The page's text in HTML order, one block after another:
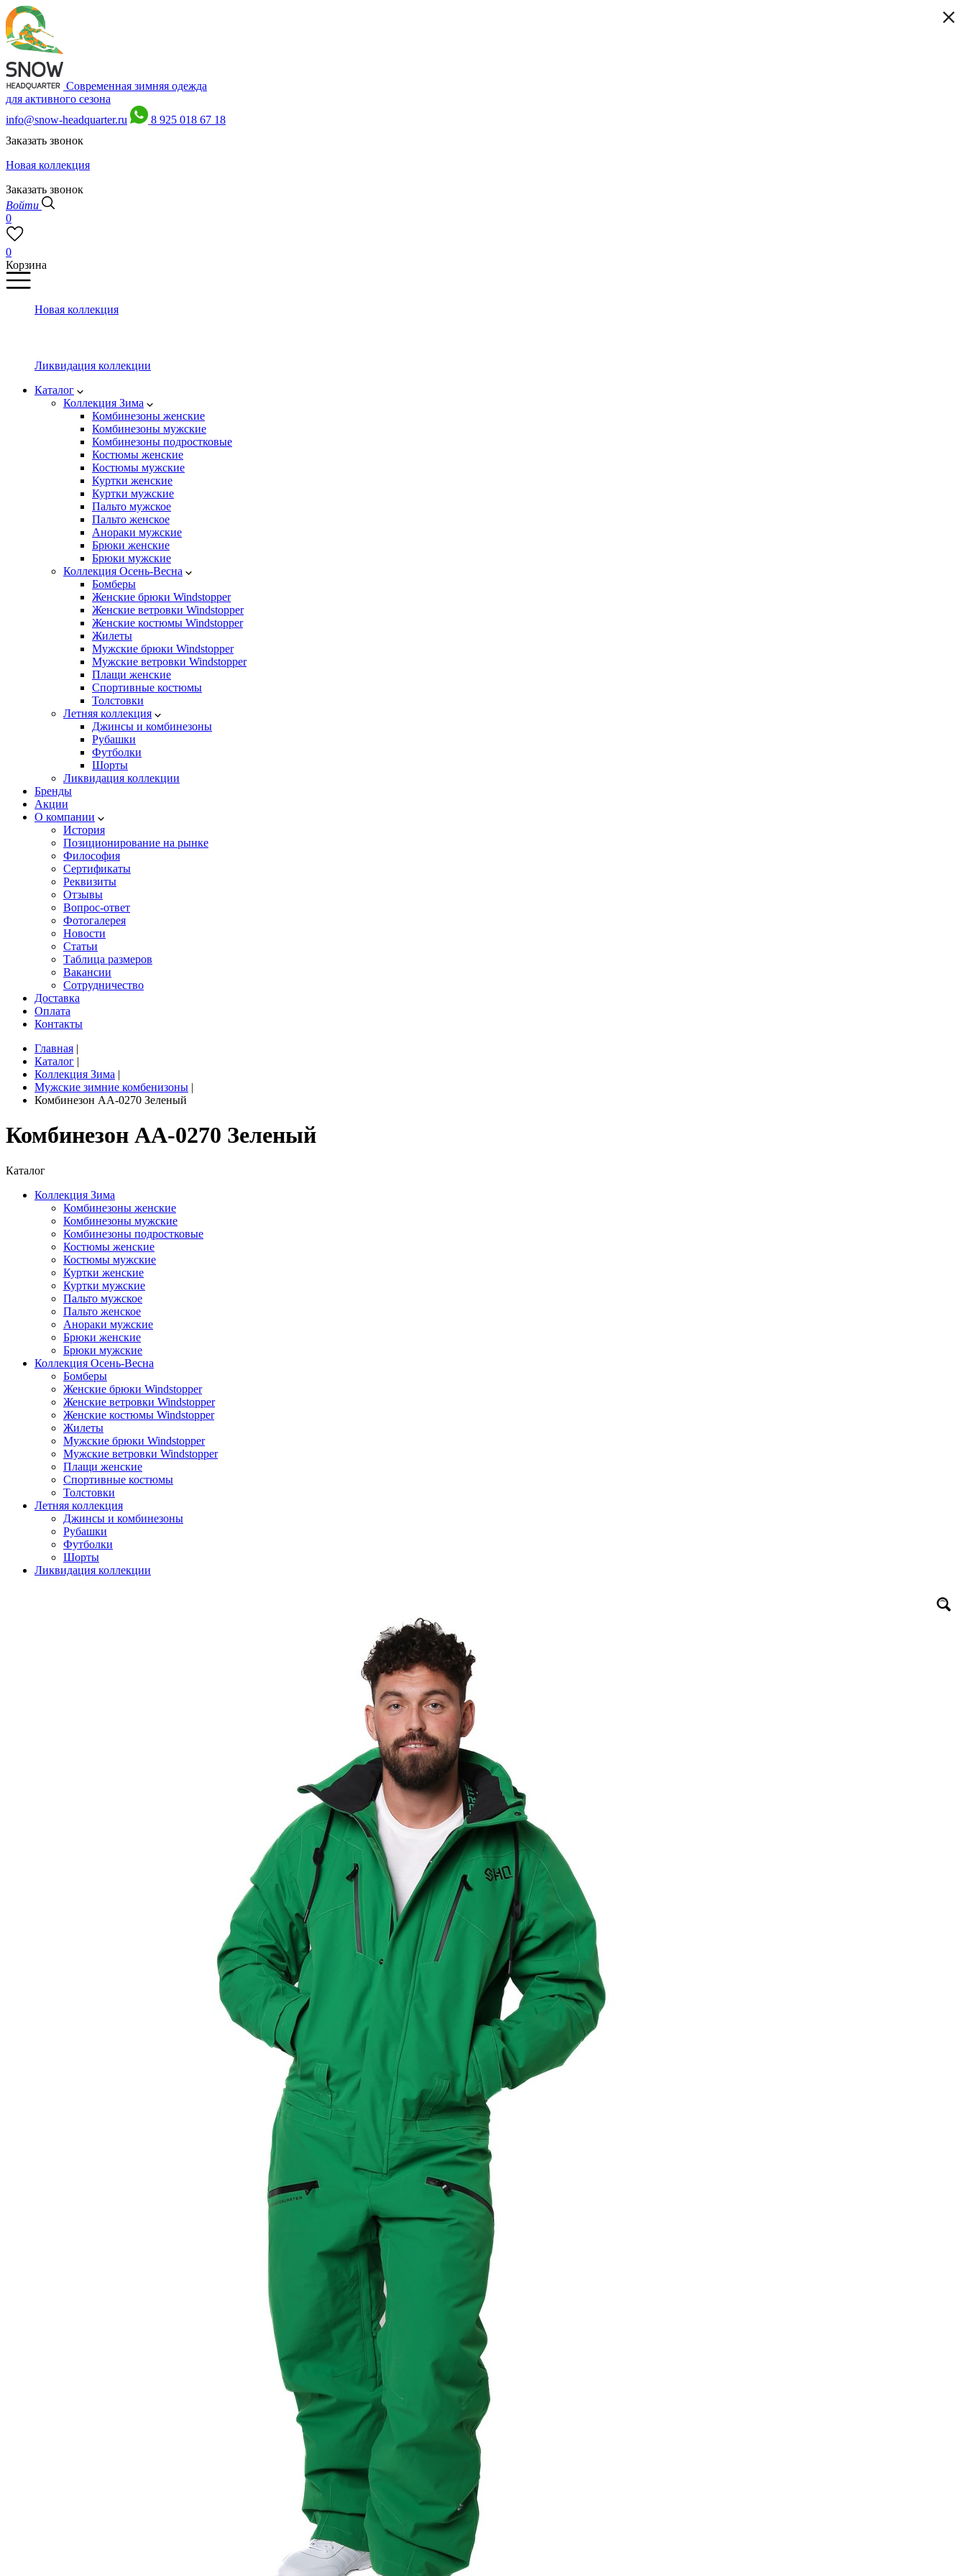
Современная зимняя одежда
для активного сезона
info@snow-headquarter.ru
8 925 018 67 18
Заказать звонок
Новая коллекция
Заказать звонок
Войти
0
0
Корзина
Новая коллекция
Ликвидация коллекции
Каталог
Коллекция Зима
Комбинезоны женские
Комбинезоны мужские
Комбинезоны подростковые
Костюмы женские
Костюмы мужские
Куртки женские
Куртки мужские
Пальто мужское
Пальто женское
Анораки мужские
Брюки женские
Брюки мужские
Коллекция Осень-Весна
Бомберы
Женские брюки Windstopper
Женские ветровки Windstopper
Женские костюмы Windstopper
Жилеты
Мужские брюки Windstopper
Мужские ветровки Windstopper
Плащи женские
Спортивные костюмы
Толстовки
Летняя коллекция
Джинсы и комбинезоны
Рубашки
Футболки
Шорты
Ликвидация коллекции
Бренды
Акции
О компании
История
Позиционирование на рынке
Философия
Сертификаты
Реквизиты
Отзывы
Вопрос-ответ
Фотогалерея
Новости
Статьи
Таблица размеров
Вакансии
Сотрудничество
Доставка
Оплата
Контакты
Главная |
Каталог |
Коллекция Зима |
Мужские зимние комбенизоны |
Комбинезон AA-0270 Зеленый
Комбинезон AA-0270 Зеленый
Каталог
Коллекция Зима
Комбинезоны женские
Комбинезоны мужские
Комбинезоны подростковые
Костюмы женские
Костюмы мужские
Куртки женские
Куртки мужские
Пальто мужское
Пальто женское
Анораки мужские
Брюки женские
Брюки мужские
Коллекция Осень-Весна
Бомберы
Женские брюки Windstopper
Женские ветровки Windstopper
Женские костюмы Windstopper
Жилеты
Мужские брюки Windstopper
Мужские ветровки Windstopper
Плащи женские
Спортивные костюмы
Толстовки
Летняя коллекция
Джинсы и комбинезоны
Рубашки
Футболки
Шорты
Ликвидация коллекции